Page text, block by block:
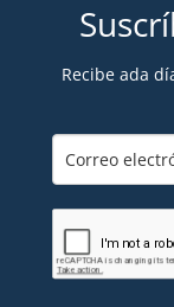
Recibe ada